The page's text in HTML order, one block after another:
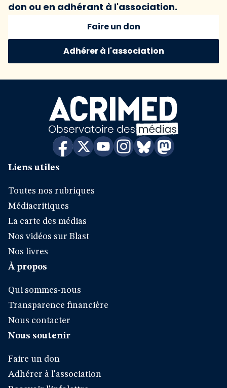
don ou en adhérant à l'association.
Faire un don
Adhérer à l'association
Liens utiles
Toutes nos rubriques
Médiacritiques
La carte des médias
Nos vidéos sur Blast
Nos livres
À propos
Qui sommes-nous
Transparence financière
Nous contacter
Nous soutenir
Faire un don
Adhérer à l'association